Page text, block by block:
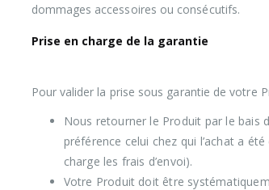
dommages accessoires ou consécutifs.
Prise en charge de la garantie
Pour valider la prise sous garantie de votre
Nous retourner le Produit par le bais
préférence celui chez qui l’achat a
charge les frais d’envoi).
Votre Produit doit être